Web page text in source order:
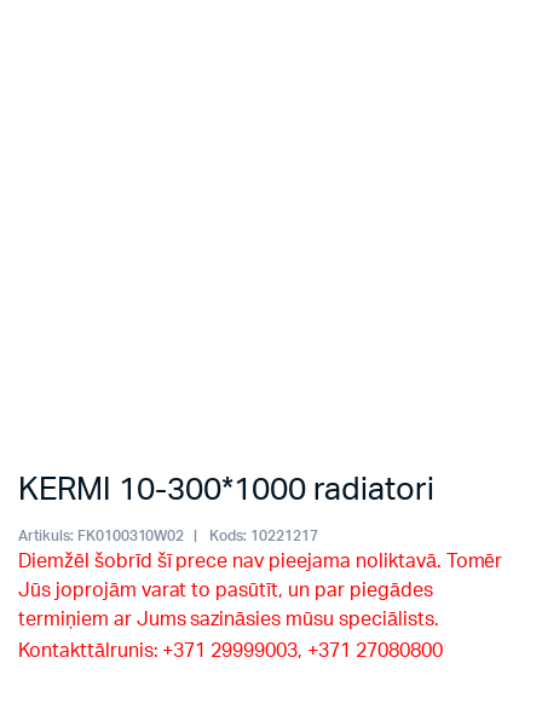
KERMI 10-300*1000 radiatori
Artikuls: FK0100310W02 Kods: 10221217
Diemžēl šobrīd šī prece nav pieejama noliktavā. Tomēr
Jūs joprojām varat to pasūtīt, un par piegādes
termiņiem ar Jums sazināsies mūsu speciālists.
Kontakttālrunis: +371 29999003, +371 27080800